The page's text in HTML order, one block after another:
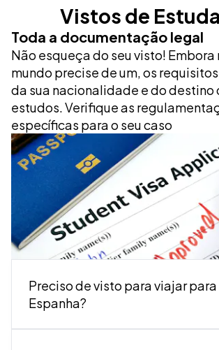
Vistos de
Toda a documentação legal
Não esqueça do seu visto! Embora
mundo precise de um, os
da sua nacionalidade e do destino
estudos. Verifique as
específicas para o seu caso
Preciso de visto para viajar para
Espanha?